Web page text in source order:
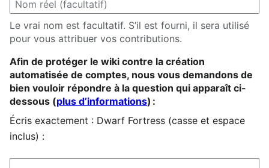
Le vrai nom est facultatif. S’il est fourni, il sera utilisé
pour vous attribuer vos contributions.
Afin de protéger le wiki contre la création
automatisée de comptes, nous vous demandons de
bien vouloir répondre à la question qui apparaît ci-
dessous (plus d’informations) :
Écris exactement : Dwarf Fortress (casse et espace
inclus) :